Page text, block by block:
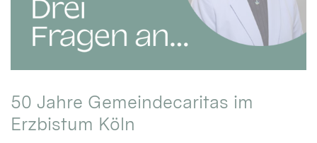
50 Jahre Gemeindecaritas im
Erzbistum Köln